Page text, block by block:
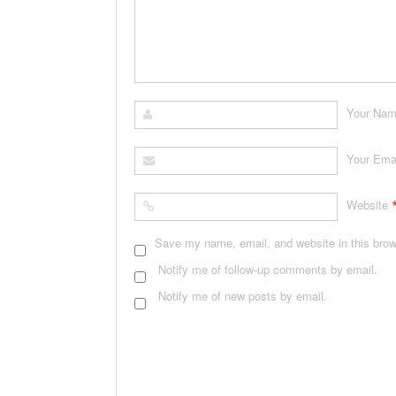
Your
Your
Website
Save my name, email, and website in this
Notify me of follow-up comments by email.
Notify me of new posts by email.